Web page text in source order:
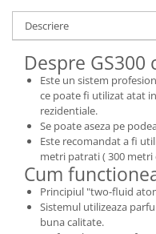
Descriere
Despre
Este un sistem
ce poate fi utilizat atat
rezidentiale.
Se poate aseza pe
Este recomandat a fi
metri patrati ( 300 metri
Cum
Principiul "two-fluid
Sistemul utilizeaza
buna calitate.